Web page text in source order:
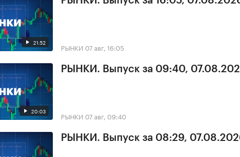
21:52 РЫНКИ 07 авг, 16:05
20:03
РЫНКИ. Выпуск за 09:40,
РЫНКИ 07 авг, 09:40
РЫНКИ. Выпуск за 08:29,